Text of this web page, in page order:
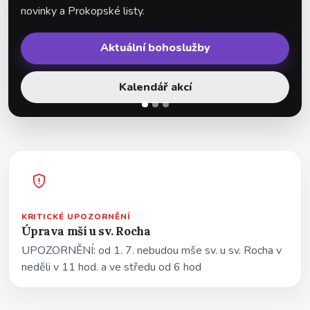
novinky a Prokopské listy.
Aktuální bohoslužby
Kalendář akcí
KRITICKÉ UPOZORNĚNÍ
Úprava mší u sv. Rocha
UPOZORNĚNÍ: od 1. 7. nebudou mše sv. u sv. Rocha v
neděli v 11 hod. a ve středu od 6 hod